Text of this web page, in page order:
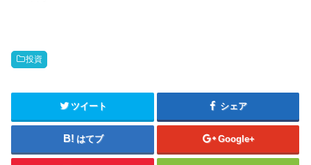
投資
ツイート シェア
はてブ Google+